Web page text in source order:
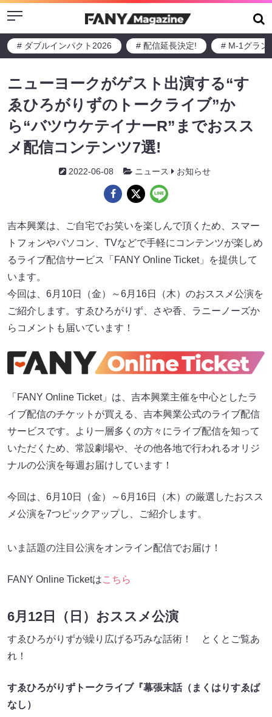
Menu
# ダブルインパクト2026 # 配信延長決定! # M-1グラン
ニューヨークがゲスト出演する“す
ゑひろがりずのトークライブ”か
ら“バツウケテイナーR”までおスス
メ配信コンテンツ7選!
2022-06-08 ニュース お知らせ
吉本興業は、ご自宅でお笑いを楽しんで頂くため、スマー
トフォンやパソコン、TVなどで手軽にコンテンツが楽しめ
るライブ配信サービス「FANY Online Ticket」を提供して
います。
今回は、6月10日（金）～6月16日（木）のおススメ公演を
ご紹介します。すゑひろがりず、さや⾹、ラニーノーズか
らコメントも届いています！
「FANY Online Ticket」は、吉本興業主催を中心としたラ
イブ配信のチケットが買える、吉本興業公式のライブ配信
サービスです。より一層多くの方々にライブ配信を知って
いただくため、常設劇場や、その他各地で行われるオリジ
ナルの公演を毎週お届けしています！
今回は、6月10日（金）～6月16日（木）の厳選したおスス
メ公演を7つピックアップし、ご紹介します。
いま話題の注目公演をオンライン配信でお届け！
FANY Online Ticketはこちら
6月12日（日）おススメ公演
すゑひろがりずが繰り広げる巧みな話術！ とくとご覧あ
れ！
すゑひろがりずトークライブ『幕張末話（まくはりすゑば
なし）